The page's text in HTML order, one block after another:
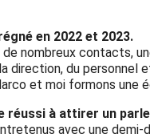
en 2022 et 2023.
nombreux contacts,
direction, du
et moi formons une
réussi à attirer un
avec une demi-